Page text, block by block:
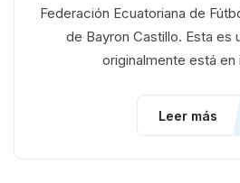
Federación Ecuatoriana de
de Bayron Castillo. Esta es
originalmente está
Leer más